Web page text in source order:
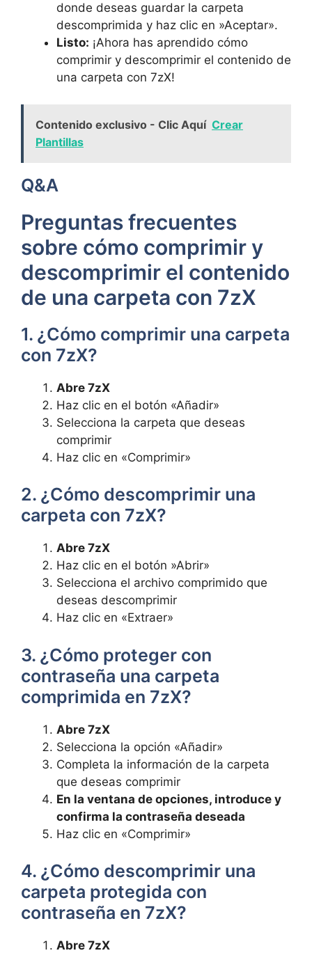
donde deseas guardar la carpeta
descomprimida y haz clic ⁣en ‌»Aceptar».
Listo: ¡Ahora has aprendido cómo
comprimir y descomprimir ⁢el contenido de
una carpeta con 7zX!
Contenido exclusivo - Clic Aquí Crear
Plantillas
Q&A
Preguntas frecuentes
sobre cómo comprimir y
descomprimir ⁤el contenido
de una carpeta con 7zX
1. ¿Cómo comprimir una carpeta⁢
con 7zX?
Abre 7zX
Haz clic⁤ en el botón «Añadir»
Selecciona la carpeta que deseas
comprimir
Haz clic en «Comprimir»
2. ¿Cómo descomprimir una
carpeta con 7zX?
Abre⁤ 7zX
Haz clic en el botón ⁢»Abrir»
Selecciona el archivo comprimido que
deseas descomprimir
Haz clic⁣ en «Extraer»
3. ¿Cómo proteger con
contraseña una ⁢carpeta
comprimida en 7zX?
Abre‌ 7zX
Selecciona la ​opción «Añadir»
Completa la información de la carpeta
‌que deseas comprimir
En la ventana de opciones, introduce y
⁤confirma⁤ la contraseña deseada
Haz clic‍ en «Comprimir»
4. ¿Cómo descomprimir una‌
carpeta protegida con
contraseña en 7zX?
Abre⁣ 7zX